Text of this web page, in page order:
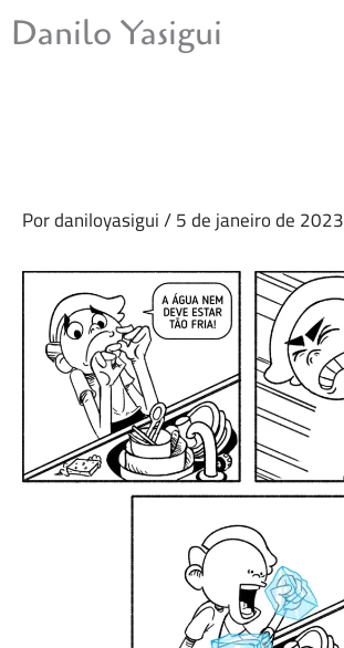
para
Danilo Yasigui
Pordaniloyasigui/5 de janeiro de 2023